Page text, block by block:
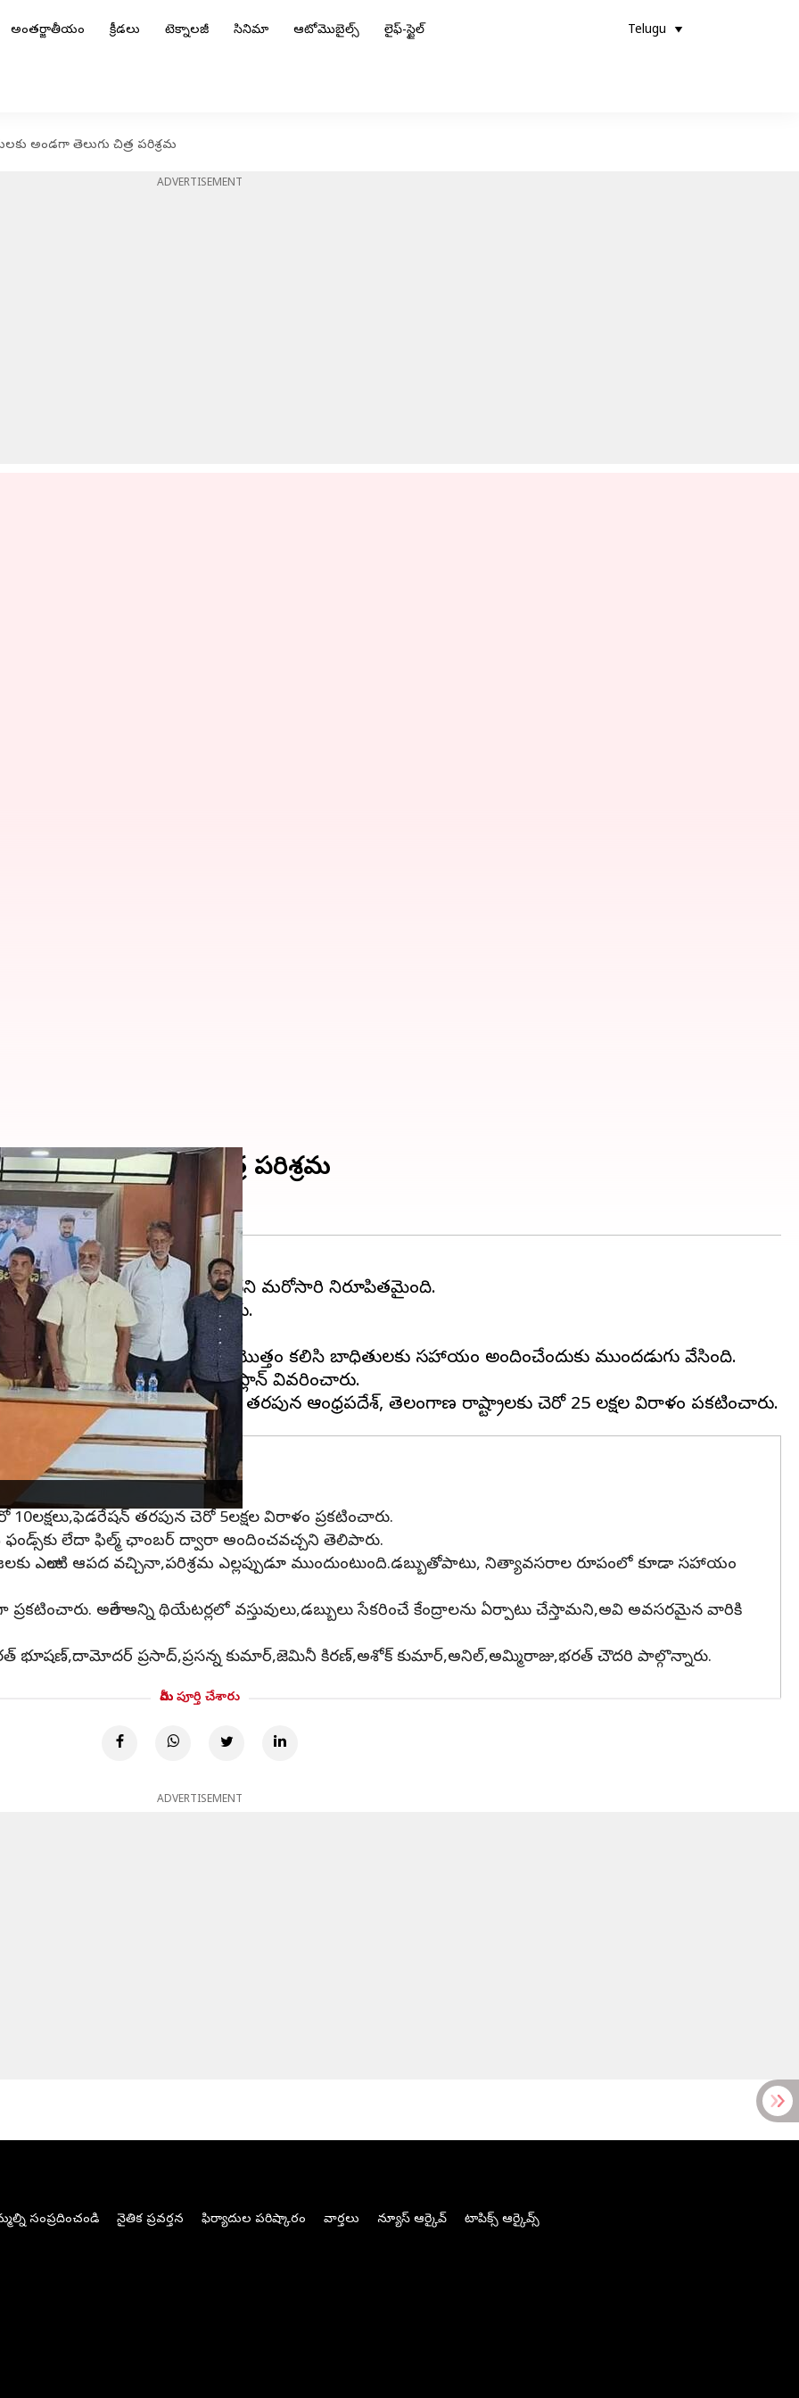
అంతర్జాతీయం క్రీడలు టెక్నాలజీ సినిమా ఆటోమొబైల్స్ లైఫ్-స్టైల్ Telugu
అండగా తెలుగు చిత్ర పరిశ్రమ
ADVERTISEMENT
అండగా తెలుగు చిత్ర పరిశ్రమ
ముందుండి సహాయం చేస్తుందని మరోసారి నిరూపితమైంది.
అనేక మంది నిరాశ్రయులయ్యారు.
సహాయార్థం ముందుకు వచ్చింది.
ఇప్పుడు చిత్ర పరిశ్రమ మొత్తం కలిసి బాధితులకు సహాయం అందించేందుకు ముందడుగు వేసింది.
సంబంధించిన యాక్షన్ ప్లాన్ వివరించారు.
10లక్షలు,ఫెడరేషన్ తరపున చెరో 5లక్షల విరాళం ప్రకటించారు.
లేదా ఫిల్మ్ ఛాంబర్ ద్వారా అందించవచ్చని తెలిపారు.
ఎలాంటి ఆపద వచ్చినా,పరిశ్రమ ఎల్లప్పుడూ ముందుంటుంది.డబ్బుతోపాటు, నిత్యావసరాల రూపంలో కూడా సహాయం
అలాగే అన్ని థియేటర్లలో వస్తువులు,డబ్బులు సేకరించే కేంద్రాలను ఏర్పాటు చేస్తామని,అవి అవసరమైన వారికి
భూషణ్,దామోదర్ ప్రసాద్,ప్రసన్న కుమార్,జెమినీ కిరణ్,అశోక్ కుమార్,అనిల్,అమ్మిరాజు,భరత్ చౌదరి పాల్గొన్నారు.
మీరు పూర్తి చేశారు
ADVERTISEMENT
సంప్రదించండి నైతిక ప్రవర్తన ఫిర్యాదుల పరిష్కారం వార్తలు న్యూస్ ఆర్కైవ్ టాపిక్స్ ఆర్కైవ్స్